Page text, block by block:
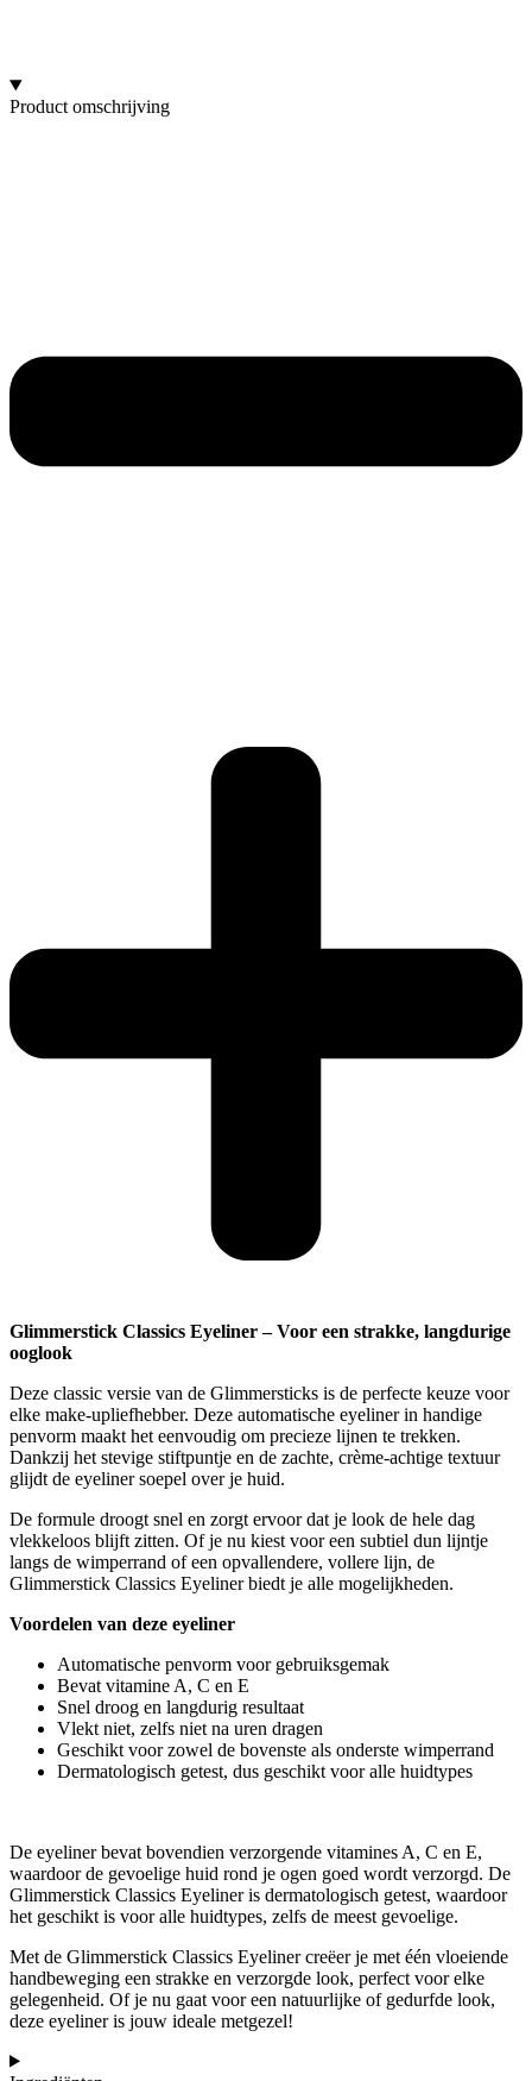
Product omschrijving
Glimmerstick Classics Eyeliner – Voor een strakke, langdurige
ooglook
Deze classic versie van de Glimmersticks is de perfecte keuze voor
elke make-upliefhebber. Deze automatische eyeliner in handige
penvorm maakt het eenvoudig om precieze lijnen te trekken.
Dankzij het stevige stiftpuntje en de zachte, crème-achtige textuur
glijdt de eyeliner soepel over je huid.
De formule droogt snel en zorgt ervoor dat je look de hele dag
vlekkeloos blijft zitten. Of je nu kiest voor een subtiel dun lijntje
langs de wimperrand of een opvallendere, vollere lijn, de
Glimmerstick Classics Eyeliner biedt je alle mogelijkheden.
Voordelen van deze eyeliner
Automatische penvorm voor gebruiksgemak
Bevat vitamine A, C en E
Snel droog en langdurig resultaat
Vlekt niet, zelfs niet na uren dragen
Geschikt voor zowel de bovenste als onderste wimperrand
Dermatologisch getest, dus geschikt voor alle huidtypes
De eyeliner bevat bovendien verzorgende vitamines A, C en E,
waardoor de gevoelige huid rond je ogen goed wordt verzorgd. De
Glimmerstick Classics Eyeliner is dermatologisch getest, waardoor
het geschikt is voor alle huidtypes, zelfs de meest gevoelige.
Met de Glimmerstick Classics Eyeliner creëer je met één vloeiende
handbeweging een strakke en verzorgde look, perfect voor elke
gelegenheid. Of je nu gaat voor een natuurlijke of gedurfde look,
deze eyeliner is jouw ideale metgezel!